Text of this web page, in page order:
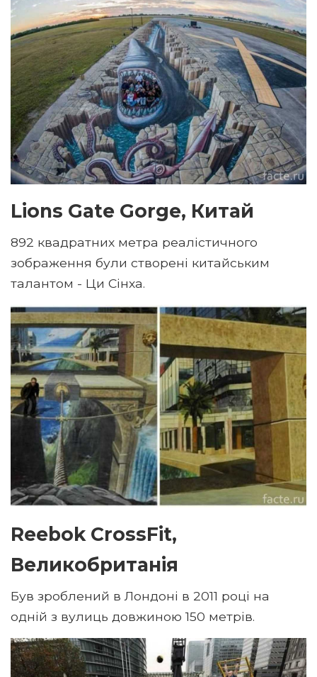
Lions Gate Gorge, Китай
892 квадратних метра реалістичного
зображення були створені китайським
талантом - Ци Сінха.
Reebok CrossFit,
Великобританія
Був зроблений в Лондоні в 2011 році на
одній з вулиць довжиною 150 метрів.